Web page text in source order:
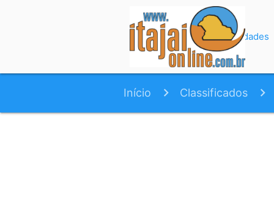
Início Variedades
Início Classificados